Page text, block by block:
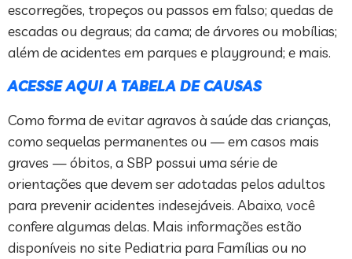
escorregões, tropeços ou passos em falso; quedas de
escadas ou degraus; da cama; de árvores ou mobílias;
além de acidentes em parques e playground; e mais.
ACESSE AQUI A TABELA DE CAUSAS
Como forma de evitar agravos à saúde das crianças,
como sequelas permanentes ou — em casos mais
graves — óbitos, a SBP possui uma série de
orientações que devem ser adotadas pelos adultos
para prevenir acidentes indesejáveis. Abaixo, você
confere algumas delas. Mais informações estão
disponíveis no site Pediatria para Famílias ou no